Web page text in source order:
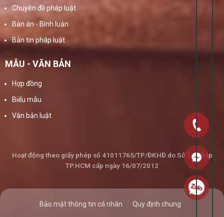
Chuyên đề pháp luật
Bản án - Bình luận
Bản tin pháp luật
MẪU - VĂN BẢN
Hợp đồng
Biểu mẫu
Văn bản luật
Hoạt động theo giấy phép số 41011765/TP/ĐKHĐ do Sở Tư Pháp
TP.HCM cấp ngày 16/07/2012
Bảo mật thông tin cá nhân Quy định chung